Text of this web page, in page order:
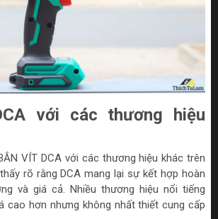
với các thương hiệu
VÍT DCA với các thương hiệu khác trên
rõ rằng DCA mang lại sự kết hợp hoàn
và giá cả. Nhiều thương hiệu nổi tiếng
cao hơn nhưng không nhất thiết cung cấp